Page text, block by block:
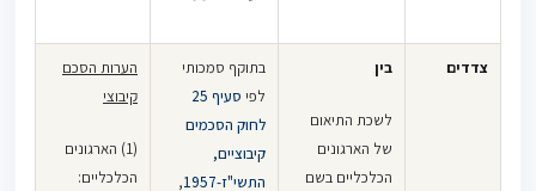
צדדים בין
לשכת התיאום
של הארגונים
הכלכליים בשם
בתוקף סמכותי
לפי
סעיף 25
לחוק הסכמים
קיבוציים,
התשי"ז-1957
,
הערות הסכם
קיבוצי
(1) הארגונים
הכלכליים: